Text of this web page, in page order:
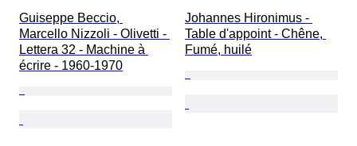
Guiseppe Beccio,
Marcello Nizzoli - Olivetti -
Lettera 32 - Machine à
écrire - 1960-1970
Johannes Hironimus -
Table d'appoint - Chêne,
Fumé, huilé